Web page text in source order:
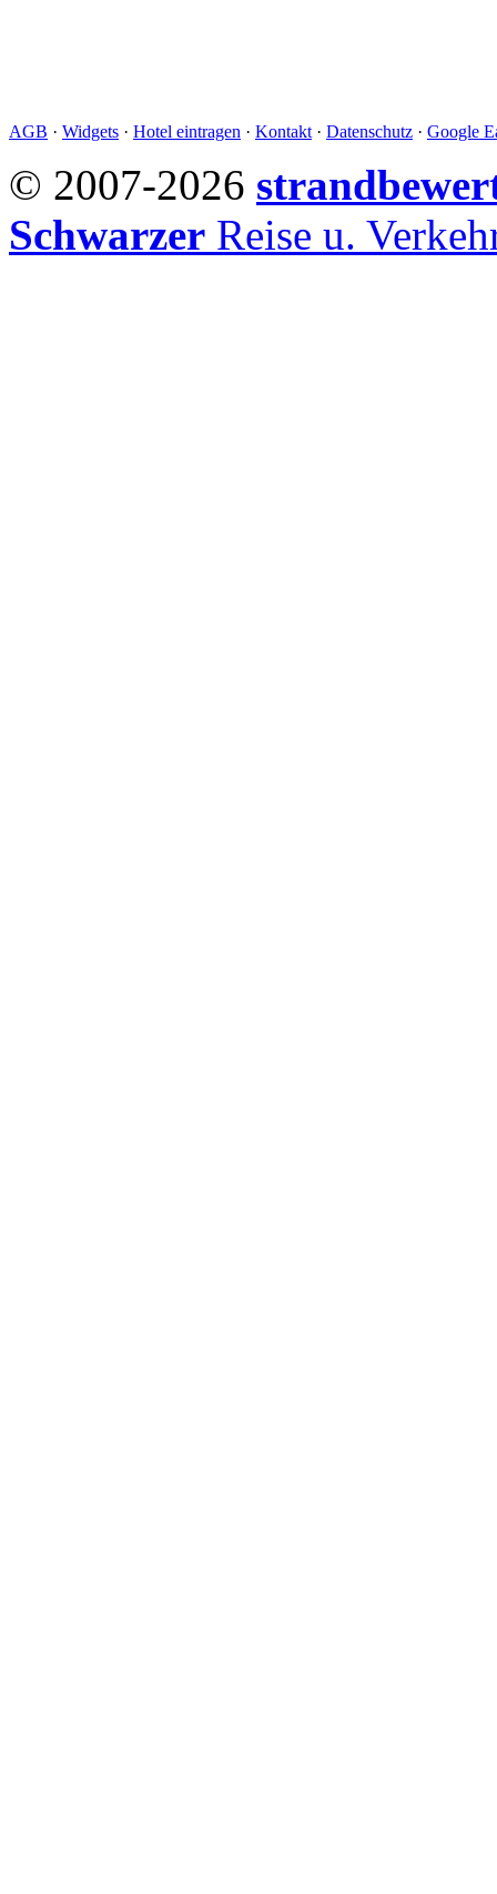
AGB · Widgets · Hotel eintragen · Kontakt · Datenschutz · Google
© 2007-2026
Schwarzer Reise u.